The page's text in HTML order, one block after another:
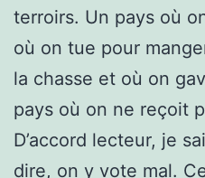
terroirs. Un pays où
où on tue pour
la chasse et où on
pays où on ne reçoit
D’accord lecteur, je
dire, on y vote mal.